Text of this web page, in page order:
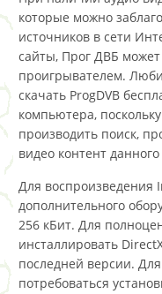
которые можно
источников в сети
сайты, Прог ДВБ
проигрывателем.
скачать ProgDVB
компьютера,
производить поиск,
видео контент
Для воспроизведения
дополнительного
256 кБит. Для
инсталлировать
последней версии.
потребоваться